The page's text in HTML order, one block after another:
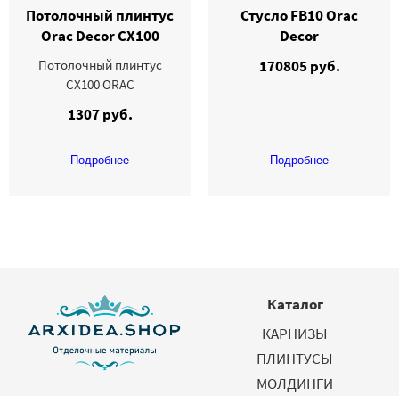
Потолочный плинтус
Orac Decor CX100
Потолочный плинтус
CX100 ORAC
1307 руб.
Подробнее
Стусло FB10 Orac
Dеcor
170805 руб.
Подробнее
Каталог
КАРНИЗЫ
ПЛИНТУСЫ
МОЛДИНГИ